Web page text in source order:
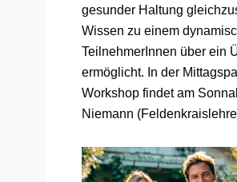
gesunder Haltung
Wissen zu einem
TeilnehmerInnen über ein
ermöglicht. In der
Workshop findet am
Niemann